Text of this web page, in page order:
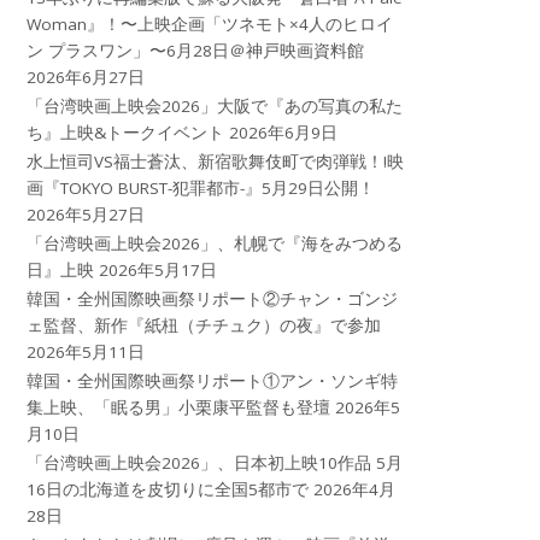
Woman』！〜上映企画「ツネモト×4人のヒロイ
ン プラスワン」〜6月28日＠神戸映画資料館
2026年6月27日
「台湾映画上映会2026」大阪で『あの写真の私た
ち』上映&トークイベント 2026年6月9日
水上恒司VS福士蒼汰、新宿歌舞伎町で肉弾戦！!映
画『TOKYO BURST-犯罪都市-』5月29日公開！
2026年5月27日
「台湾映画上映会2026」、札幌で『海をみつめる
日』上映 2026年5月17日
韓国・全州国際映画祭リポート②チャン・ゴンジ
ェ監督、新作『紙杻（チチュク）の夜』で参加
2026年5月11日
韓国・全州国際映画祭リポート①アン・ソンギ特
集上映、「眠る男」小栗康平監督も登壇 2026年5
月10日
「台湾映画上映会2026」、日本初上映10作品 5月
16日の北海道を皮切りに全国5都市で 2026年4月
28日